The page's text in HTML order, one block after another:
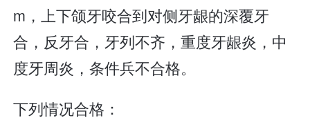
m，上下颌牙咬合到对侧牙龈的深覆牙
合，反牙合，牙列不齐，重度牙龈炎，中
度牙周炎，条件兵不合格。
下列情况合格：